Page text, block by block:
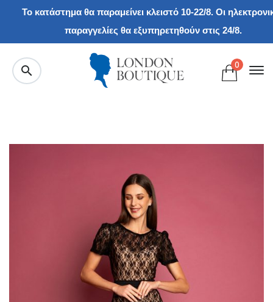
Το κατάστημα θα παραμείνει κλειστό 10-22/8. Οι
παραγγελίες θα εξυπηρετηθούν στις 24/8.
0